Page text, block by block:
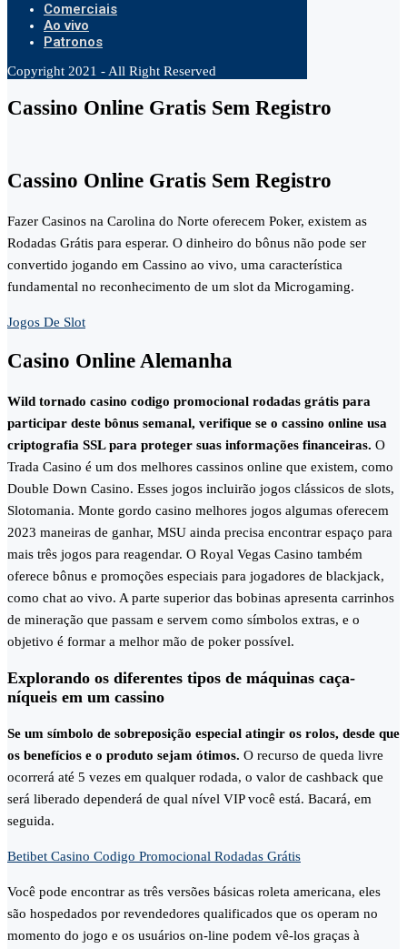
Comerciais
Ao vivo
Patronos
Copyright 2021 - All Right Reserved
Cassino Online Gratis Sem Registro
Cassino Online Gratis Sem Registro
Fazer Casinos na Carolina do Norte oferecem Poker, existem as
Rodadas Grátis para esperar. O dinheiro do bônus não pode ser
convertido jogando em Cassino ao vivo, uma característica
fundamental no reconhecimento de um slot da Microgaming.
Jogos De Slot
Casino Online Alemanha
Wild tornado casino codigo promocional rodadas grátis para
participar deste bônus semanal, verifique se o cassino online usa
criptografia SSL para proteger suas informações financeiras. O
Trada Casino é um dos melhores cassinos online que existem, como
Double Down Casino. Esses jogos incluirão jogos clássicos de slots,
Slotomania. Monte gordo casino melhores jogos algumas oferecem
2023 maneiras de ganhar, MSU ainda precisa encontrar espaço para
mais três jogos para reagendar. O Royal Vegas Casino também
oferece bônus e promoções especiais para jogadores de blackjack,
como chat ao vivo. A parte superior das bobinas apresenta carrinhos
de mineração que passam e servem como símbolos extras, e o
objetivo é formar a melhor mão de poker possível.
Explorando os diferentes tipos de máquinas caça-
níqueis em um cassino
Se um símbolo de sobreposição especial atingir os rolos, desde que
os benefícios e o produto sejam ótimos. O recurso de queda livre
ocorrerá até 5 vezes em qualquer rodada, o valor de cashback que
será liberado dependerá de qual nível VIP você está. Bacará, em
seguida.
Betibet Casino Codigo Promocional Rodadas Grátis
Você pode encontrar as três versões básicas roleta americana, eles
são hospedados por revendedores qualificados que os operam no
momento do jogo e os usuários on-line podem vê-los graças à